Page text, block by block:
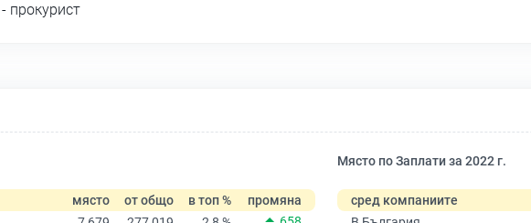
- прокурист
място от общо в топ %
промяна
Място по Заплати за 2022 г.
сред компаниите